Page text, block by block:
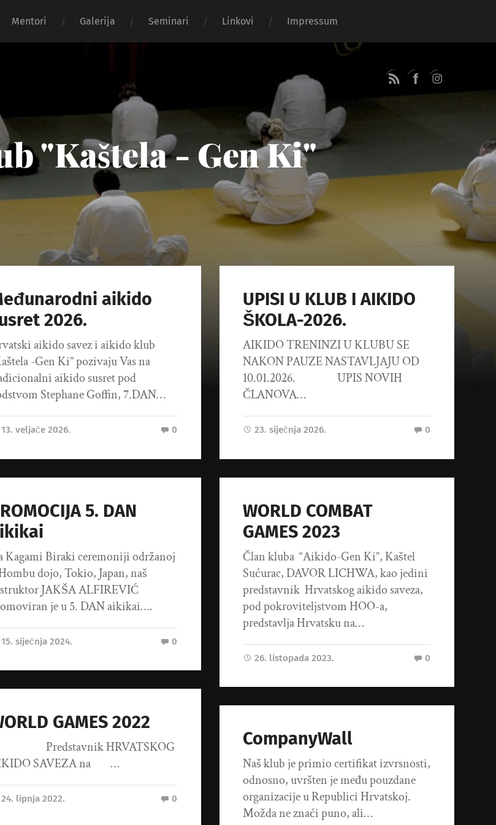
Mentori Galerija Seminari Linkovi Impressum
"Kaštela - Gen Ki"
aikido
2026.
aikido savez i aikido klub
-Gen Ki” pozivaju Vas na
aikido susret pod
Stephane Goffin, 7.DAN…
13. veljače 2026. 0
UPISI U KLUB I AIKIDO
ŠKOLA-2026.
AIKIDO TRENINZI U KLUBU SE
NAKON PAUZE NASTAVLJAJU OD
10.01.2026. UPIS NOVIH
ČLANOVA…
23. siječnja 2026. 0
5. DAN
Kagami Biraki ceremoniji održanoj
dojo, Tokio, Japan, naš
JAKŠA ALFIREVIĆ
je u 5. DAN aikikai….
15. siječnja 2024. 0
WORLD COMBAT
GAMES 2023
Član kluba “Aikido-Gen Ki”, Kaštel
Sućurac, DAVOR LICHWA, kao jedini
predstavnik Hrvatskog aikido saveza,
pod pokroviteljstvom HOO-a,
predstavlja Hrvatsku na…
26. listopada 2023. 0
GAMES 2022
HRVATSKOG
SAVEZA na …
24. lipnja 2022. 0
CompanyWall
Naš klub je primio certifikat izvrsnosti,
odnosno, uvršten je među pouzdane
organizacije u Republici Hrvatskoj.
Možda ne znaći puno, ali…